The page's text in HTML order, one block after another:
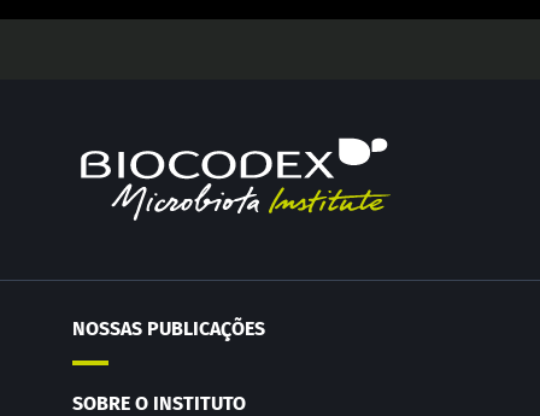
NOSSAS PUBLICAÇÕES
SOBRE O INSTITUTO